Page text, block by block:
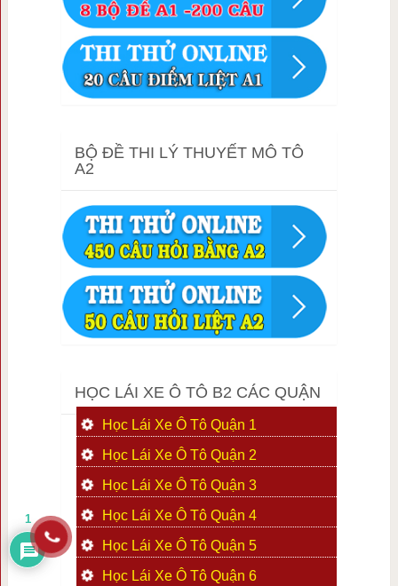
BỘ ĐỀ THI LÝ THUYẾT MÔ TÔ
A2
HỌC LÁI XE Ô TÔ B2 CÁC QUẬN
Học Lái Xe Ô Tô Quận 1
Học Lái Xe Ô Tô Quận 2
Học Lái Xe Ô Tô Quận 3
Học Lái Xe Ô Tô Quận 4
Học Lái Xe Ô Tô Quận 5
Học Lái Xe Ô Tô Quận 6
1